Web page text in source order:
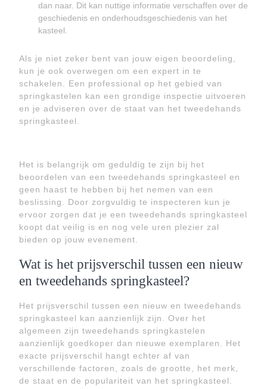
dan naar. Dit kan nuttige informatie verschaffen over de
geschiedenis en onderhoudsgeschiedenis van het
kasteel.
Als je niet zeker bent van jouw eigen beoordeling,
kun je ook overwegen om een expert in te
schakelen. Een professional op het gebied van
springkastelen kan een grondige inspectie uitvoeren
en je adviseren over de staat van het tweedehands
springkasteel.
Het is belangrijk om geduldig te zijn bij het
beoordelen van een tweedehands springkasteel en
geen haast te hebben bij het nemen van een
beslissing. Door zorgvuldig te inspecteren kun je
ervoor zorgen dat je een tweedehands springkasteel
koopt dat veilig is en nog vele uren plezier zal
bieden op jouw evenement.
Wat is het prijsverschil tussen een nieuw
en tweedehands springkasteel?
Het prijsverschil tussen een nieuw en tweedehands
springkasteel kan aanzienlijk zijn. Over het
algemeen zijn tweedehands springkastelen
aanzienlijk goedkoper dan nieuwe exemplaren. Het
exacte prijsverschil hangt echter af van
verschillende factoren, zoals de grootte, het merk,
de staat en de populariteit van het springkasteel.